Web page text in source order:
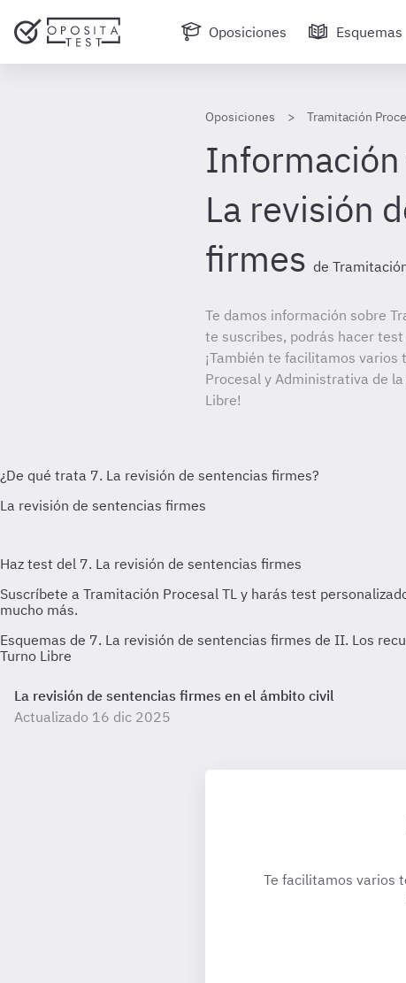
Oposiciones Esquemas
Oposiciones Tramitación
La revisión
firmes de
Te damos información sobre
te suscribes, podrás hacer
¡También te facilitamos
Procesal y Administrativa de
Libre!
Esquemas de 7. La revisión de sentencias firmes de II. Los
Turno Libre
La revisión de sentencias firmes en el ámbito civil
Actualizado 16 dic 2025
Te facilitamos varios